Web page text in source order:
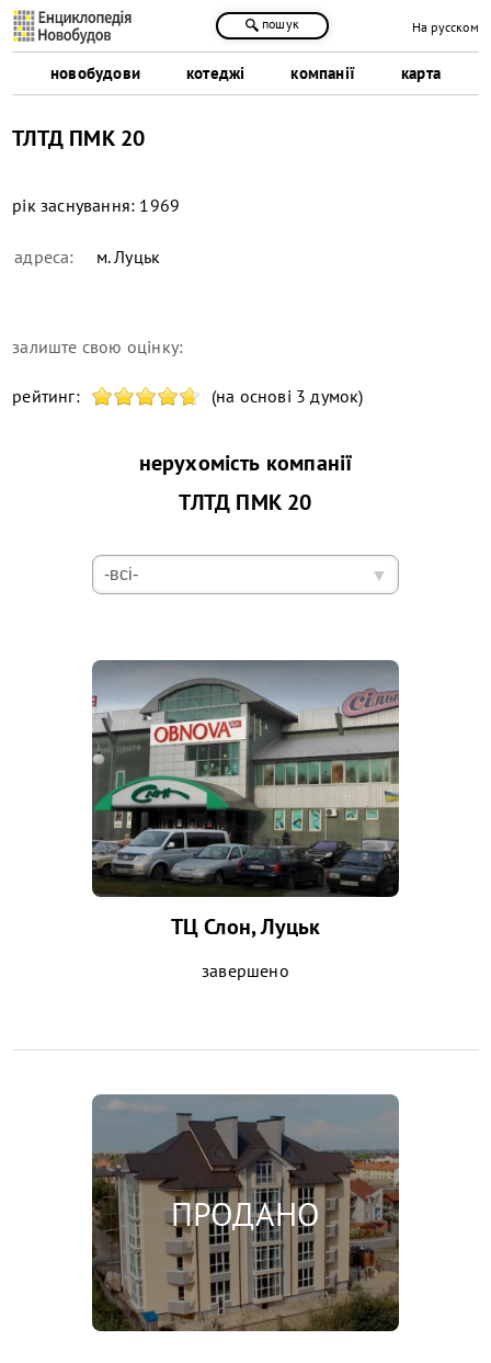
новобудови котеджі компанії карта
пошук На русском
ТЛТД ПМК 20
рік заснування: 1969
адреса: м. Луцьк
залиште свою оцінку:
рейтинг: (на основі 3 думок)
нерухомість компанії
ТЛТД ПМК 20
ТЦ Слон, Луцьк
завершено